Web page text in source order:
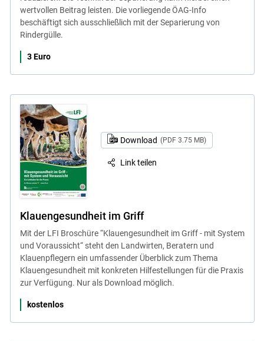
wertvollen Beitrag leisten. Die vorliegende ÖAG-Info
beschäftigt sich ausschließlich mit der Separierung von
Rindergülle.
3 Euro
Download (PDF 3.75 MB)
Link teilen
Klauengesundheit im Griff
Mit der LFI Broschüre “Klauengesundheit im Griff - mit System
und Voraussicht“ steht den Landwirten, Beratern und
Klauenpflegern ein umfassender Überblick zum Thema
Klauengesundheit mit konkreten Hilfestellungen für die Praxis
zur Verfügung. Nur als Download möglich.
kostenlos